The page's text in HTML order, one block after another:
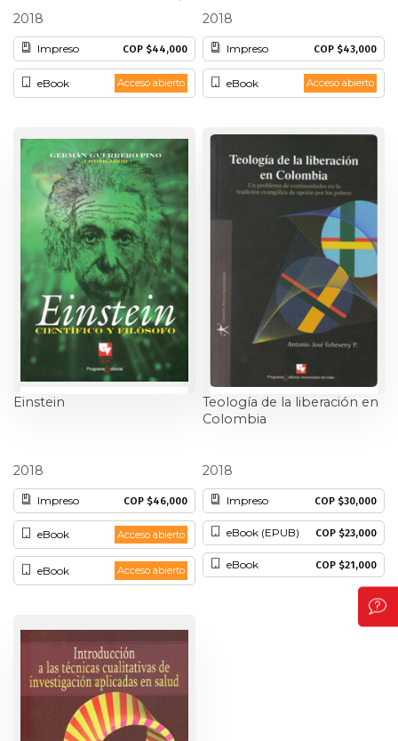
2018
Impreso COP $44,000
eBook Acceso abierto
2018
Impreso COP $43,000
eBook Acceso abierto
Einstein
2018
Impreso COP $46,000
eBook Acceso abierto
eBook Acceso abierto
Teología de la liberación en
Colombia
2018
Impreso COP $30,000
eBook (EPUB) COP $23,000
eBook COP $21,000